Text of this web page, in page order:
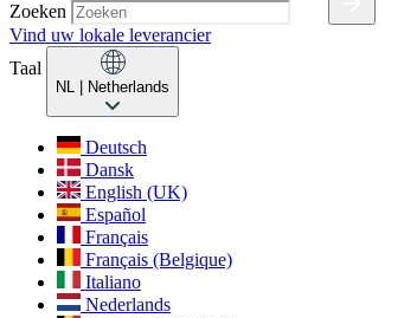
Zoeken
Vind uw lokale leverancier
Taal
NL | Netherlands
Deutsch
Dansk
English (UK)
Español
Français
Français (Belgique)
Italiano
Nederlands